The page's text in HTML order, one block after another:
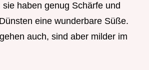
haben genug Schärfe und
eine wunderbare Süße.
auch, sind aber milder im